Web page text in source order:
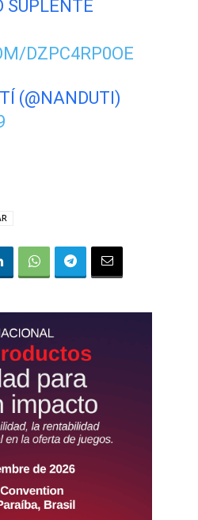
SUPLENTE
DZPC4RP0OE
(@NANDUTI)